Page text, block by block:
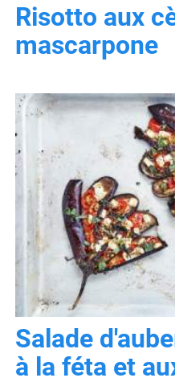
Risotto aux
mascarpone
Salade
à la féta et